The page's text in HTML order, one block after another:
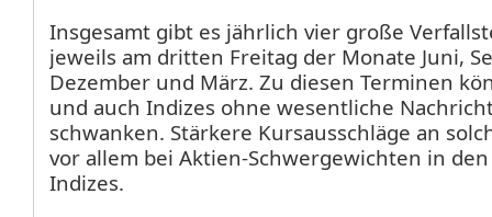
Insgesamt gibt es jährlich vier große
jeweils am dritten Freitag der Monate Juni,
Dezember und März. Zu diesen Terminen
und auch Indizes ohne wesentliche
schwanken. Stärkere Kursausschläge an
vor allem bei Aktien-Schwergewichten in
Indizes.